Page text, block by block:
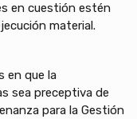
en cuestión estén
material.
en que la
sea preceptiva de
para la Gestión